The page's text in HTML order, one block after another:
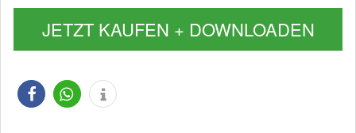
JETZT KAUFEN + DOWNLOADEN